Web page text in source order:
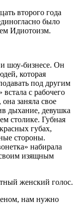
второго года
было
Идиотоизм.
шоу-бизнесе. Он
которая
под другим
с рабочего
заняла свое
дыхание, девушка
столике. Губная
губах,
стороны.
набирала
изящным
женский голос.
нам нужно